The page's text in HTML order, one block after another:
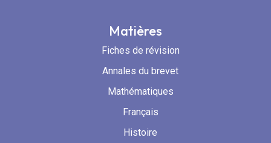
Matières
Fiches de révision
Annales du brevet
Mathématiques
Français
Histoire